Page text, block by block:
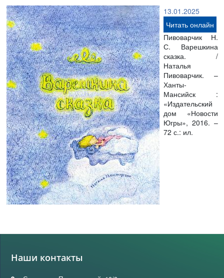
13.01.2025
Читать онлайн
Пивоварчик Н.
С. Варешкина
сказка. /
Наталья
Пивоварчик. –
Ханты-
Мансийск :
«Издательский
дом «Новости
Югры», 2016. –
72 с.: ил.
Наши контакты